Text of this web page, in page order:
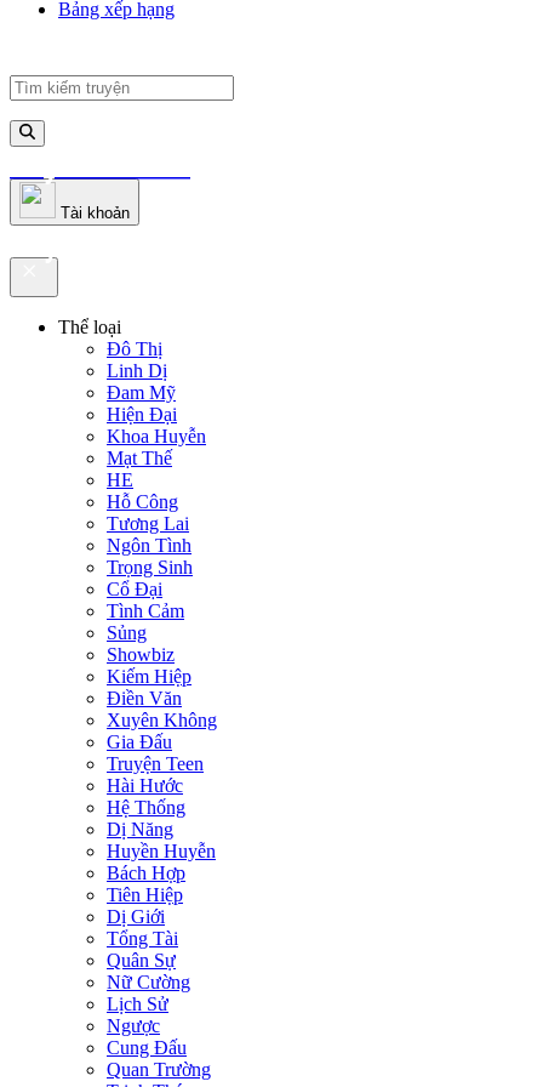
Bảng xếp hạng
truyenfullz.com
Tài khoản
truyenfullz.com
Thể loại
Đô Thị
Linh Dị
Đam Mỹ
Hiện Đại
Khoa Huyễn
Mạt Thế
HE
Hỗ Công
Tương Lai
Ngôn Tình
Trọng Sinh
Cổ Đại
Tình Cảm
Sủng
Showbiz
Kiếm Hiệp
Điền Văn
Xuyên Không
Gia Đấu
Truyện Teen
Hài Hước
Hệ Thống
Dị Năng
Huyền Huyễn
Bách Hợp
Tiên Hiệp
Dị Giới
Tổng Tài
Quân Sự
Nữ Cường
Lịch Sử
Ngược
Cung Đấu
Quan Trường